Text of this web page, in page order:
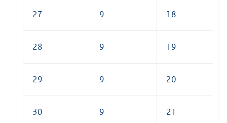
27 9 18
28 9 19
29 9 20
30 9 21